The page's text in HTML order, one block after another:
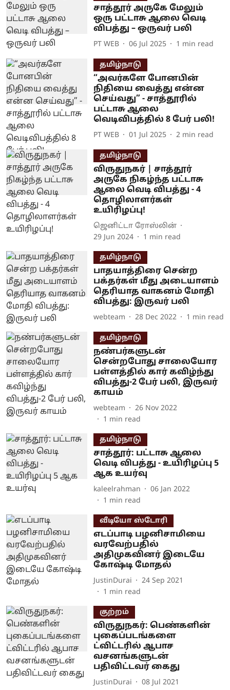
சாத்தூர் அருகே மேலும்
ஒரு பட்டாசு ஆலை வெடி
விபத்து – ஒருவர் பலி
PT WEB 06 Jul 2025 1 min read
தமிழ்நாடு
“அவர்களே போனபின்
நிதியை வைத்து என்ன
செய்வது” - சாத்தூரில்
பட்டாசு ஆலை
வெடிவிபத்தில் 8 பேர் பலி!
PT WEB 01 Jul 2025 2 min read
தமிழ்நாடு
விருதுநகர் | சாத்தூர்
அருகே நிகழ்ந்த பட்டாசு
ஆலை வெடி விபத்து - 4
தொழிலாளர்கள்
உயிரிழப்பு!
ஜெனிட்டா ரோஸ்லின்
29 Jun 2024
1 min read
தமிழ்நாடு
பாதயாத்திரை சென்ற
பக்தர்கள் மீது அடையாளம்
தெரியாத வாகனம் மோதி
விபத்து: இருவர் பலி
webteam 28 Dec 2022 1 min read
தமிழ்நாடு
நண்பர்களுடன்
சென்றபோது சாலையோர
பள்ளத்தில் கார் கவிழ்ந்து
விபத்து-2 பேர் பலி, இருவர்
காயம்
webteam
26 Nov 2022
1 min read
தமிழ்நாடு
சாத்தூர்: பட்டாசு ஆலை
வெடி விபத்து - உயிரிழப்பு 5
ஆக உயர்வு
kaleelrahman
06 Jan 2022
1 min read
வீடியோ ஸ்டோரி
எடப்பாடி பழனிசாமியை
வரவேற்பதில்
அதிமுகவினர் இடையே
கோஷ்டி மோதல்
JustinDurai
24 Sep 2021
1 min read
குற்றம்
விருதுநகர்: பெண்களின்
புகைப்படங்களை
ட்விட்டரில் ஆபாச
வசனங்களுடன்
பதிவிட்டவர் கைது
JustinDurai
08 Jul 2021